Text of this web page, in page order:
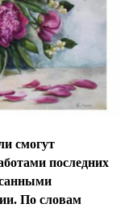
смогут
последних
По словам